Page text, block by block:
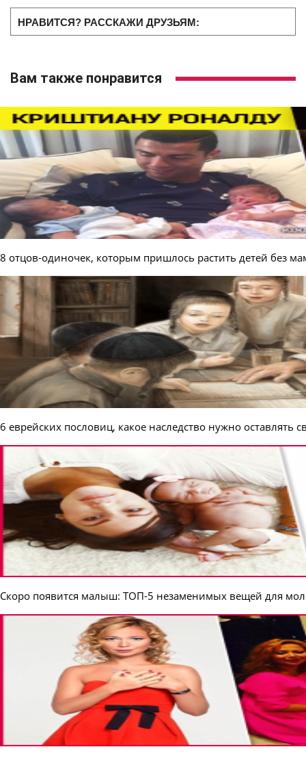
НРАВИТСЯ? РАССКАЖИ ДРУЗЬЯМ:
Вам также понравится
8 отцов-одиночек, которым пришлось растить детей без
6 еврейских пословиц, какое наследство нужно оставлять
Скоро появится малыш: ТОП-5 незаменимых вещей для